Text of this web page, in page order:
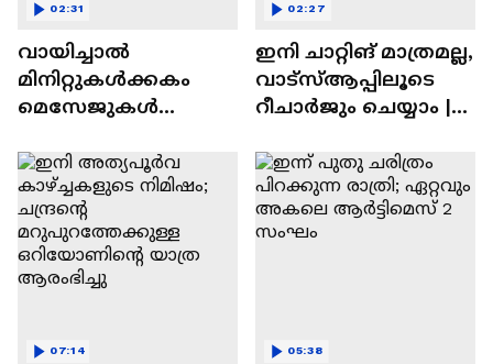
വായിച്ചാൽ
മിനിറ്റുകൾക്കകം
മെസേജുകള്‍
WhatsApp | Tech Talk
02:31
ഇനി ചാറ്റിങ് മാത്രമല്ല,
വാട്‌സ്‌ആപ്പിലൂടെ
റീചാർജും ചെയ്യാം |
Tech Talk
02:27
07:14 05:38